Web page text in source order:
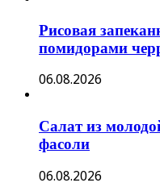
Рисовая
помидорами
06.08.2026
Салат из
фасоли
06.08.2026